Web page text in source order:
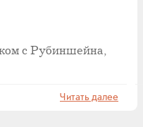
с Рубиншейна,
Читать далее